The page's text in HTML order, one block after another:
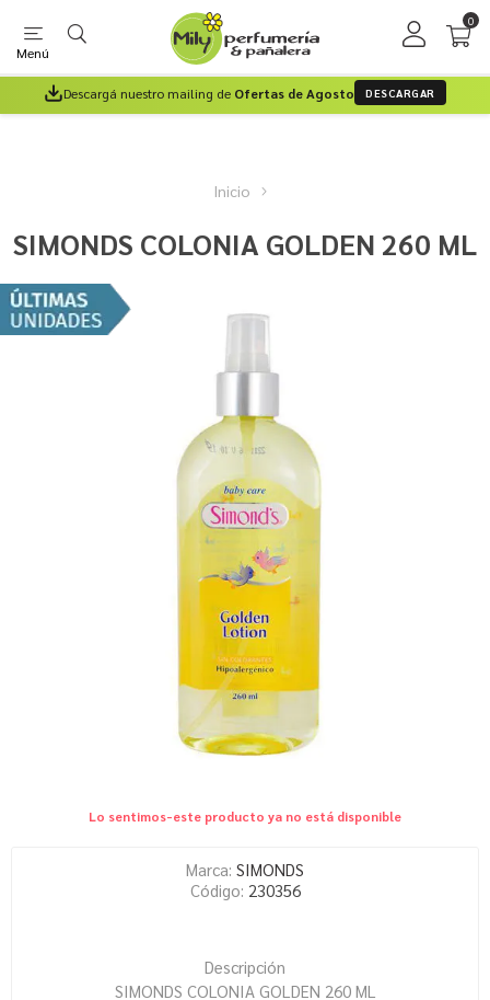
Menú
0
Descargá nuestro mailing de Ofertas de Agosto DESCARGAR
Inicio
SIMONDS COLONIA GOLDEN 260 ML
Lo sentimos-este producto ya no está disponible
Marca: SIMONDS
Código: 230356
Descripción
SIMONDS COLONIA GOLDEN 260 ML